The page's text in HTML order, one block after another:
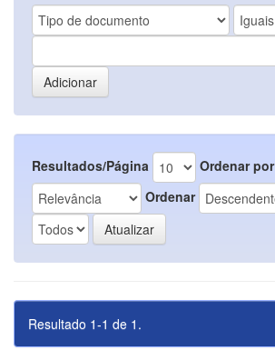
Resultados/Página
Ordenar por
Ordenar
Resultado 1-1 de 1.